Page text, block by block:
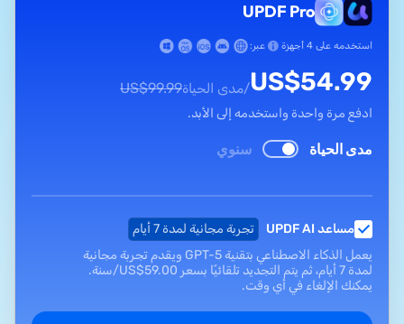
UPDF Pro
استخدمه على 4 أجهزة عبر:
US$54.99 /مدى الحياة US$99.99
ادفع مرة واحدة واستخدمه إلى الأبد.
سنوي مدى الحياة
مساعد UPDF AI
تجربة مجانية لمدة 7 أيام
يعمل الذكاء الاصطناعي بتقنية GPT-5 ويقدم تجربة مجانية
لمدة 7 أيام، ثم يتم التجديد تلقائيًا بسعر
US$59.00
/سنة.
يمكنك الإلغاء في أي وقت.